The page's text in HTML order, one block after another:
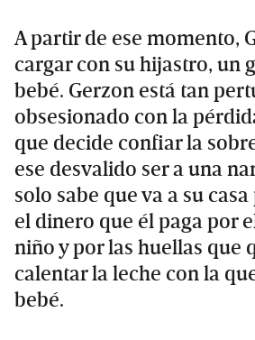
A partir de ese momento,
cargar con su hijastro, un
bebé. Gerzon está tan
obsesionado con la
que decide confiar la
ese desvalido ser a una
solo sabe que va a su
el dinero que él paga por
niño y por las huellas que
calentar la leche con la
bebé.